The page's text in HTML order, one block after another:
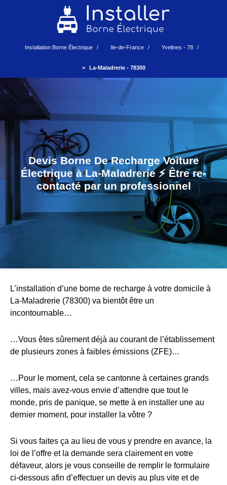
Installation Borne Électrique Ile-de-France Yvelines - 78
La-Maladrerie - 78300
Devis Borne De Recharge Voiture
Électrique à La-Maladrerie ⚡️ Être re-
contacté par un professionnel
L’installation d’une borne de recharge à votre domicile à
La-Maladrerie (78300) va bientôt être un
incontournable…
…Vous êtes sûrement déjà au courant de l’établissement
de plusieurs zones à faibles émissions (ZFE)…
…Pour le moment, cela se cantonne à certaines grands
villes, mais avez-vous envie d’attendre que tout le
monde, pris de panique, se mette à en installer une au
dernier moment, pour installer la vôtre ?
Si vous faites ça au lieu de vous y prendre en avance, la
loi de l’offre et la demande sera clairement en votre
défaveur, alors je vous conseille de remplir le formulaire
ci-dessous afin d’effectuer un devis au plus vite et de